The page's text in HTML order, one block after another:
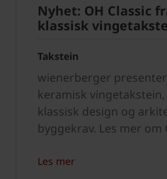
Nyhet: OH Classic
klassisk
Takstein
wienerberger
keramisk
klassisk design og
byggekrav. Les mer om
Les mer